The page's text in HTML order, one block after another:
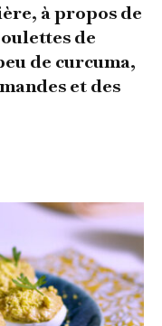
à propos de
de
de curcuma,
et des